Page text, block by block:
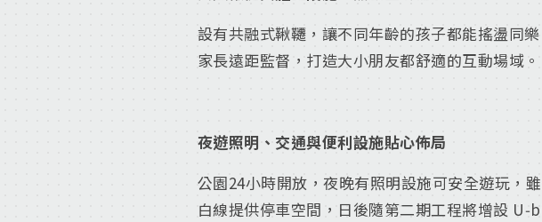
設有共融式鞦韆，讓不同年齡的孩子都能搖盪同
家長遠距監督，打造大小朋友都舒適的互動場域。
夜遊照明、交通與便利設施貼心佈局
公園24小時開放，夜晚有照明設施可安全遊玩，
白線提供停車空間，日後隨第二期工程將增設